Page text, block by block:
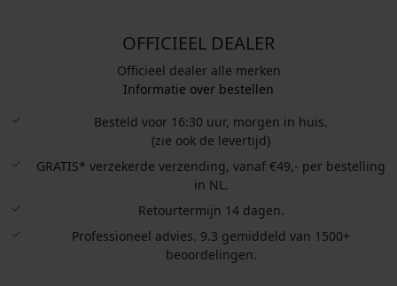
OFFICIEEL DEALER
Officieel dealer alle merken
Informatie over bestellen
Besteld voor 16:30 uur, morgen in huis.
(zie ook de levertijd)
GRATIS* verzekerde verzending, vanaf €49,- per bestelling
in NL.
Retourtermijn 14 dagen.
Professioneel advies. 9.3 gemiddeld van 1500+
beoordelingen.